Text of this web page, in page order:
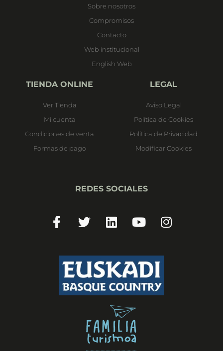
Sobre nosotros
Compromisos
Contacto
Web institucional
English Web
TIENDA ONLINE
Ver Tienda
Mi cuenta
Condiciones de venta
Formas de pago
LEGAL
Aviso Legal
Política de Cookies
Política de Privacidad
Modificar Cookies
REDES SOCIALES
f